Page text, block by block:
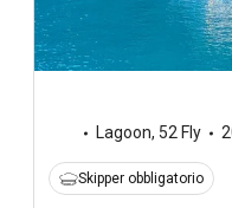
Lagoon, 52 Fly
Skipper obbligatorio